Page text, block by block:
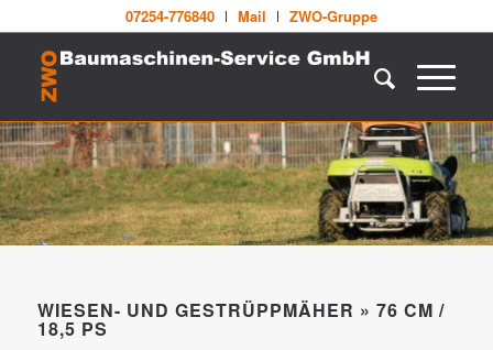
07254-776840 Mail ZWO-Gruppe
WIESEN- UND GESTRÜPPMÄHER » 76 CM /
18,5 PS